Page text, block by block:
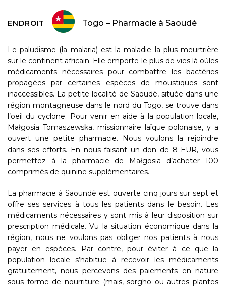
ENDROIT Togo – Pharmacie à Saoudè
Le paludisme (la malaria) est la maladie la plus meurtrière
sur le continent africain. Elle emporte le plus de vies là oùles
médicaments nécessaires pour combattre les bactéries
propagées par certaines espèces de moustiques sont
inaccessibles. La petite localité de Saoudè, située dans une
région montagneuse dans le nord du Togo, se trouve dans
l’oeil du cyclone. Pour venir en aide à la population locale,
Małgosia Tomaszewska, missionnaire laïque polonaise, y a
ouvert une petite pharmacie. Nous voulons la rejoindre
dans ses efforts. En nous faisant un don de 8 EUR, vous
permettez à la pharmacie de Małgosia d’acheter 100
comprimés de quinine supplémentaires.
La pharmacie à Saoundè est ouverte cinq jours sur sept et
offre ses services à tous les patients dans le besoin. Les
médicaments nécessaires y sont mis à leur disposition sur
prescription médicale. Vu la situation économique dans la
région, nous ne voulons pas obliger nos patients à nous
payer en espèces. Par contre, pour éviter à ce que la
population locale s’habitue à recevoir les médicaments
gratuitement, nous percevons des paiements en nature
sous forme de nourriture (maïs, sorgho ou autres plantes